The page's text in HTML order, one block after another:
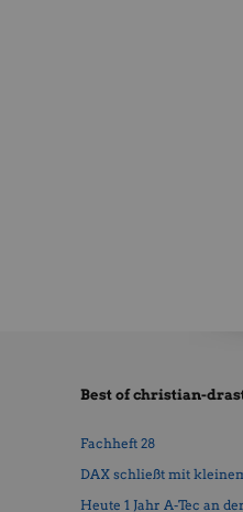
Best of christian-
Fachheft 28
DAX schließt mit
Heute 1 Jahr A-Tec an